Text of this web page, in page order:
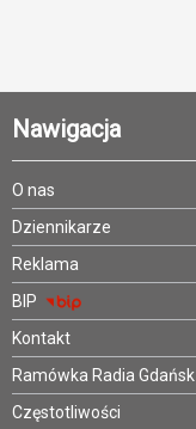
Nawigacja
O nas
Dziennikarze
Reklama
BIP
Kontakt
Ramówka Radia Gdańsk
Częstotliwości